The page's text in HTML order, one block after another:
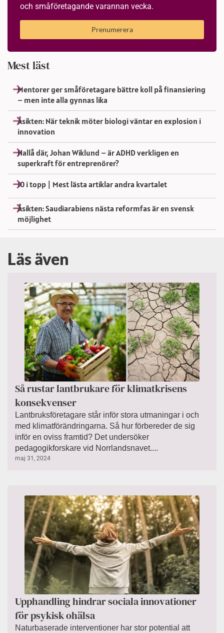
och småföretagande varannan vecka.
Prenumerera
Mest läst
Mentorer ger småföretagare bättre koll på finansiering
– men inte alla gynnas lika
Åsikten: När teknik möter biologi väntar en explosion i
innovation
Hallå där, Johan Wiklund – är ADHD verkligen en
superkraft för entreprenörer?
10 i topp | Mest lästa artiklar andra kvartalet
Åsikten: Saudiarabiens nästa reformfas är en svensk
möjlighet
Läs även
Så rustar lantbrukare för klimatkrisens
konsekvenser
Lantbruksföretagare står inför stora utmaningar i och
med klimatförändringarna. Så hur förbereder de sig
inför en oviss framtid? Det undersöker
pedagogikforskare vid Norrlandsnavet....
maj 31, 2024
Upphandling hindrar sociala innovationer
för psykisk ohälsa
Naturbaserade interventioner har stor potential att